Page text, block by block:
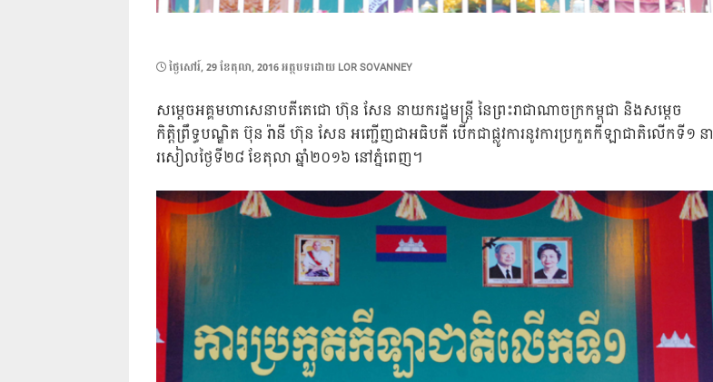
POSTED
ថ្ងៃ​សៅរ៍, 29 ខែ​តុលា, 2016អត្ថបទដោយ LOR SOVANNEY
សម្តេចអគ្គមហាសេនាបតីតេជោ ហ៊ុន សែន នាយករដ្ឋមន្រ្តី នៃព្រះរាជាណាចក្រកម្ពុជា និងសម្តេច
កិត្តិព្រឹទ្ធបណ្ឌិត ប៊ុន រ៉ានី ហ៊ុន សែន អញ្ជើញជាអធិបតី បើកជាផ្លូវការនូវការប្រកួតកីឡាជាតិលើកទី១ នា
រសៀលថ្ងៃទី២៨ ខែតុលា ឆ្នាំ២០១៦ នៅភ្នំពេញ។